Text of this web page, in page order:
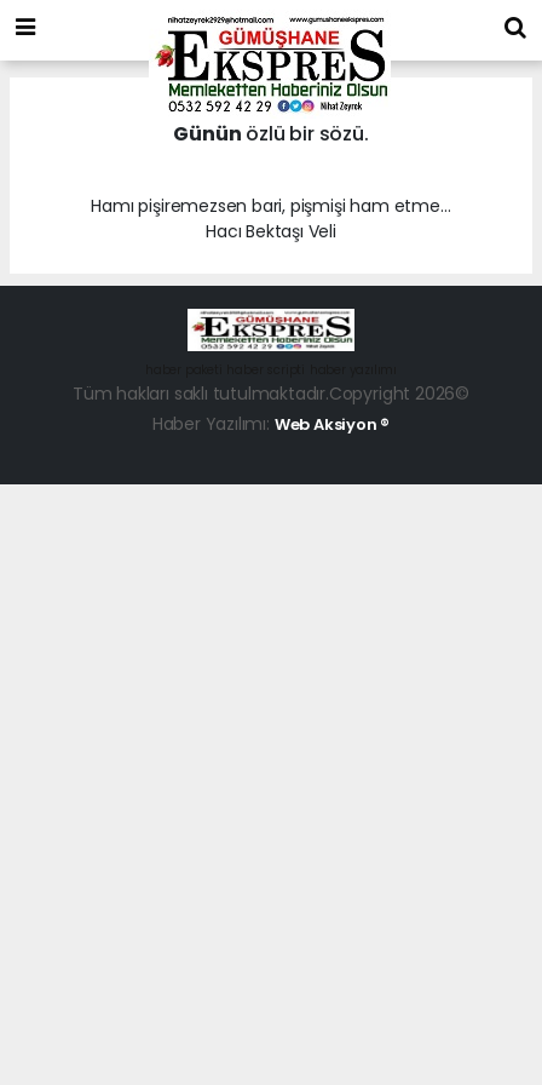
Günün özlü bir sözü.
Hamı pişiremezsen bari, pişmişi ham etme…
Hacı Bektaşı Veli
Tüm hakları saklı tutulmaktadır.Copyright 2026©
Haber Yazılımı: Web Aksiyon ®